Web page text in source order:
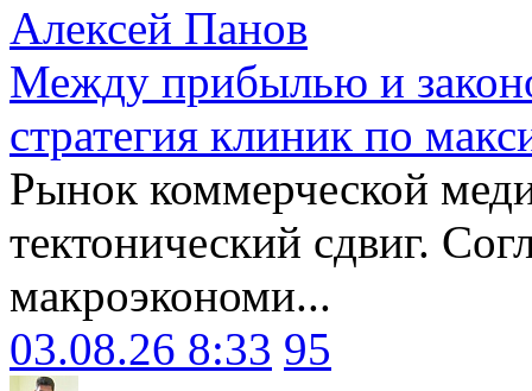
Алексей Панов
Между прибылью и
стратегия клиник по
Рынок коммерческой
тектонический сдвиг.
макроэкономи...
03.08.26 8:33 95